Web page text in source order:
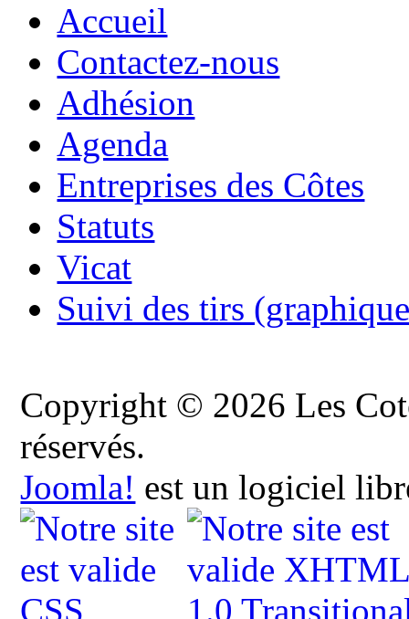
Accueil
Contactez-nous
Adhésion
Agenda
Entreprises des Côtes
Statuts
Vicat
Suivi des tirs
Copyright © 2026 Les
réservés.
Joomla! est un logiciel